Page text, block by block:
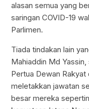
alasan semua yang
saringan COVID-19
Parlimen.
Tiada tindakan lain
Mahiaddin Md
Pertua Dewan Rakyat
meletakkan jawatan
besar mereka